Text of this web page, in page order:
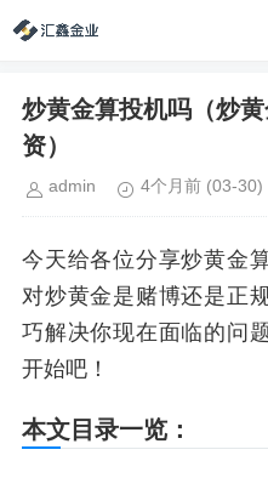
炒黄金算投机吗（炒
资）
admin 4个月前 (03-30)
今天给各位分享炒黄金
对炒黄金是赌博还是正
巧解决你现在面临的问
开始吧！
本文目录一览：